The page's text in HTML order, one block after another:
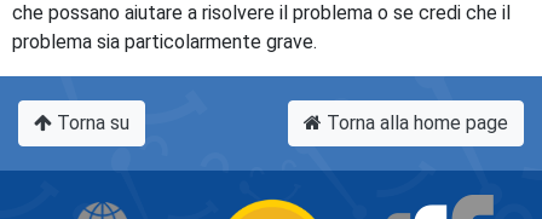
che possano aiutare a risolvere il problema o se credi che il
problema sia particolarmente grave.
Torna su Torna alla home page